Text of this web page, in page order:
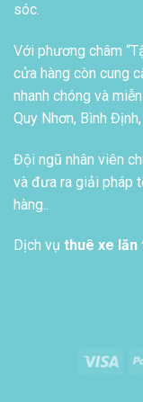
sóc.
Với phương châm
cửa hàng còn cung
nhanh chóng và
Quy Nhơn, Bình
Đội ngũ nhân viên
và đưa ra giải pháp
hàng..
Dịch vụ thuê xe lăn
Visa